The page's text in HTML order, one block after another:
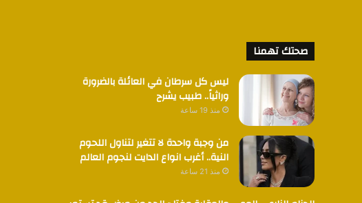
صحتك تهمنا
ليس كل سرطان في العائلة بالضرورة
وراثياً.. طبيب يشرح
منذ 19 ساعة
من وجبة واحدة لا تتغير لتناول اللحوم
النية.. أغرب انواع الدايت لنجوم العالم
منذ 21 ساعة